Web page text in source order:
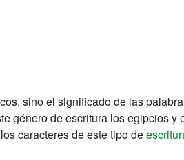
sino el significado de las
género de escritura los egipcios
caracteres de este tipo de